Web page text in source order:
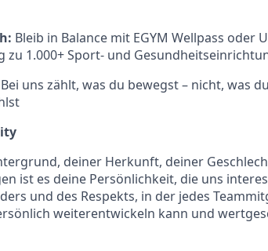
Bleib in Balance mit EGYM Wellpass oder
zu 1.000+ Sport- und
Bei uns zählt, was du bewegst – nicht, was
deiner Herkunft, deiner
ist es deine Persönlichkeit, die uns
und des Respekts, in der jedes
weiterentwickeln kann und